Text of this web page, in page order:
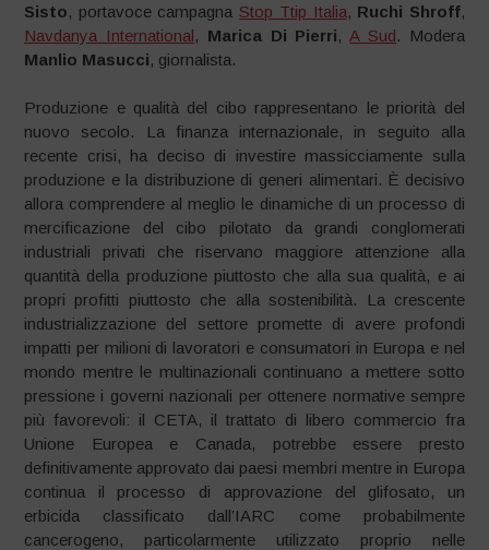
Sisto, portavoce campagna Stop Ttip Italia, Ruchi Shroff,
Navdanya International, Marica Di Pierri, A Sud. Modera
Manlio Masucci, giornalista.
Produzione e qualità del cibo rappresentano le priorità del
nuovo secolo. La finanza internazionale, in seguito alla
recente crisi, ha deciso di investire massicciamente sulla
produzione e la distribuzione di generi alimentari. È decisivo
allora comprendere al meglio le dinamiche di un processo di
mercificazione del cibo pilotato da grandi conglomerati
industriali privati che riservano maggiore attenzione alla
quantità della produzione piuttosto che alla sua qualità, e ai
propri profitti piuttosto che alla sostenibilità. La crescente
industrializzazione del settore promette di avere profondi
impatti per milioni di lavoratori e consumatori in Europa e nel
mondo mentre le multinazionali continuano a mettere sotto
pressione i governi nazionali per ottenere normative sempre
più favorevoli: il CETA, il trattato di libero commercio fra
Unione Europea e Canada, potrebbe essere presto
definitivamente approvato dai paesi membri mentre in Europa
continua il processo di approvazione del glifosato, un
erbicida classificato dall’IARC come probabilmente
cancerogeno, particolarmente utilizzato proprio nelle